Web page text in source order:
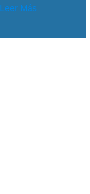
Leer Más